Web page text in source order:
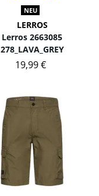
NEU
LERROS
Lerros 2663085
278_LAVA_GREY
19,99 €